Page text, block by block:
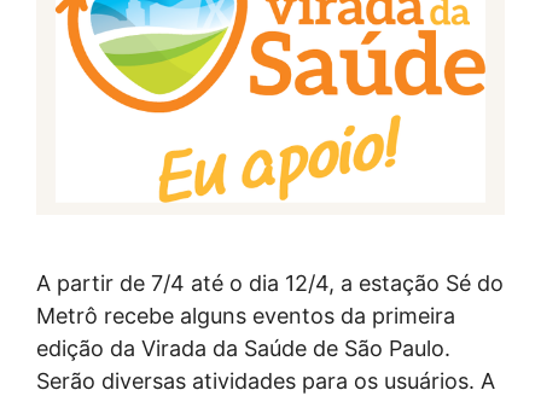
A partir de 7/4 até o dia 12/4, a estação Sé do
Metrô recebe alguns eventos da primeira
edição da Virada da Saúde de São Paulo.
Serão diversas atividades para os usuários. A